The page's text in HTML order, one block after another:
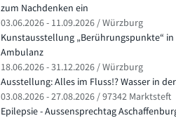
zum Nachdenken ein
03.06.2026 - 11.09.2026 / Würzburg
Kunstausstellung „Berührungspunkte“
Ambulanz
18.06.2026 - 31.12.2026 / Würzburg
Ausstellung: Alles im Fluss!? Wasser in
03.08.2026 - 27.08.2026 / 97342 Marktsteft
Epilepsie - Aussensprechtag